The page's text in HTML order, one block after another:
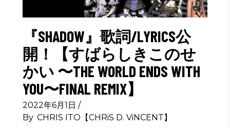
『SHADOW』歌詞/LYRICS公
開！【すばらしきこのせ
かい 〜THE WORLD ENDS WITH
YOU〜FINAL REMIX】
2022年6月1日
By CHRIS ITO【CHRiS D. ViNCENT】